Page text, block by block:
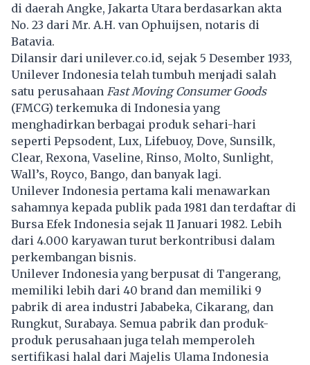
di daerah Angke, Jakarta Utara berdasarkan akta
No. 23 dari Mr. A.H. van Ophuijsen, notaris di
Batavia.
Dilansir dari unilever.co.id, sejak 5 Desember 1933,
Unilever Indonesia telah tumbuh menjadi salah
satu perusahaan Fast Moving Consumer Goods
(FMCG) terkemuka di Indonesia yang
menghadirkan berbagai produk sehari-hari
seperti Pepsodent, Lux, Lifebuoy, Dove, Sunsilk,
Clear, Rexona, Vaseline, Rinso, Molto, Sunlight,
Wall’s, Royco, Bango, dan banyak lagi.
Unilever Indonesia pertama kali menawarkan
sahamnya kepada publik pada 1981 dan terdaftar di
Bursa Efek Indonesia sejak 11 Januari 1982. Lebih
dari 4.000 karyawan turut berkontribusi dalam
perkembangan bisnis.
Unilever Indonesia yang berpusat di Tangerang,
memiliki lebih dari 40 brand dan memiliki 9
pabrik di area industri Jababeka, Cikarang, dan
Rungkut, Surabaya. Semua pabrik dan produk-
produk perusahaan juga telah memperoleh
sertifikasi halal dari Majelis Ulama Indonesia